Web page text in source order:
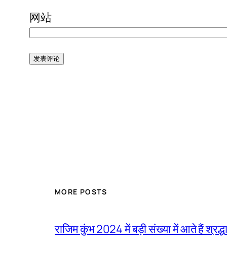
网站
MORE POSTS
राजिम कुंभ 2024 में बड़ी संख्या में आते हैं